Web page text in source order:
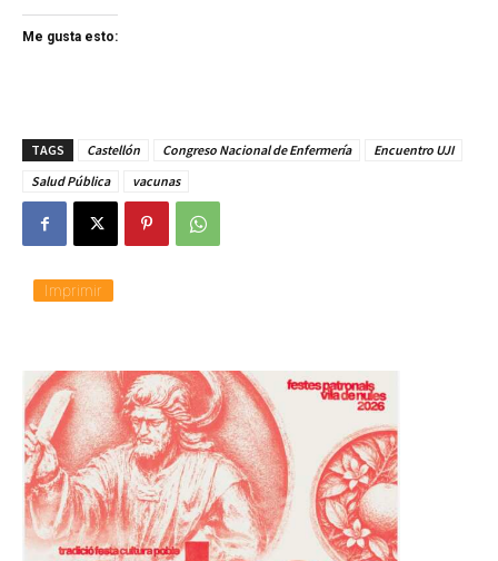
Me gusta esto:
TAGS Castellón Congreso Nacional de Enfermería
Encuentro UJI
Salud Pública
vacunas
Imprimir